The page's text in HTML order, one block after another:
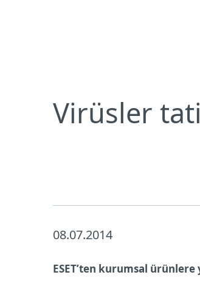
Virüsler
08.07.2014
ESET’ten kurumsal